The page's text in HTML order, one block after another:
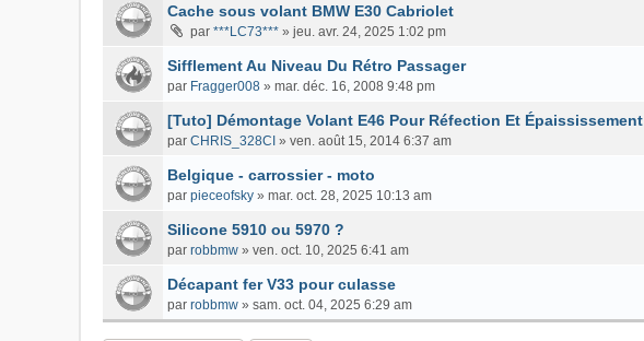
Cache sous volant BMW E30 Cabriolet
par ***LC73*** » jeu. avr. 24, 2025 1:02 pm
Sifflement Au Niveau Du Rétro Passager
par Fragger008 » mar. déc. 16, 2008 9:48 pm
[Tuto] Démontage Volant E46 Pour Réfection Et Épaississement
par CHRIS_328CI » ven. août 15, 2014 6:37 am
Belgique - carrossier - moto
par pieceofsky » mar. oct. 28, 2025 10:13 am
Silicone 5910 ou 5970 ?
par robbmw » ven. oct. 10, 2025 6:41 am
Décapant fer V33 pour culasse
par robbmw » sam. oct. 04, 2025 6:29 am